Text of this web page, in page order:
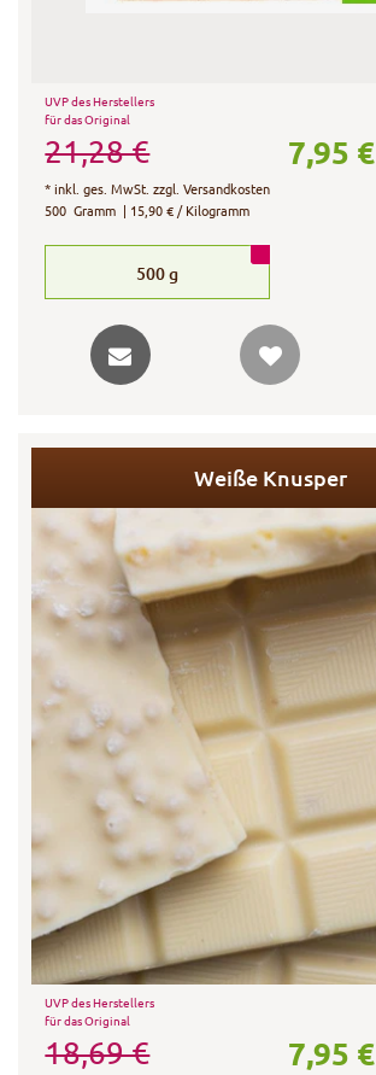
UVP des Herstellers
für das Original
21,28 € 7,95 €
*inkl. ges. MwSt. zzgl.Versandkosten
500 Gramm | 15,90 € / Kilogramm
500g
Weiße Knusper
UVP des Herstellers
für das Original
18,69 € 7,95 €